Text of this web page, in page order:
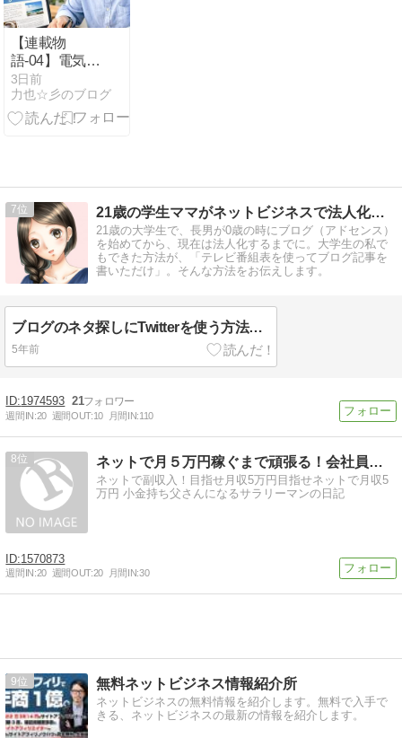
【連載物
語-04】電気機
器、LED、設
備メンテナン
ス…それでも
3日前
力也☆彡のブログ
7 21歳の学生ママがネットビジネスで法人化までした話。
21歳の大学生で、長男が0歳の時にブログ（アドセンス）
を始めてから、現在は法人化するまでに。大学生の私で
もできた方法が、「テレビ番組表を使ってブログ記事を
書いただけ」。そんな方法をお伝えします。
ブログのネタ探しにTwitterを使う方法！実際にアクセスを集めた記事URLも
5年前
1974593 21
週間IN:20 週間OUT:10 月間IN:110
8 ネットで月５万円稼ぐまで頑張る！会社員の副業実践記
ネットで副収入！目指せ月収5万円目指せネットで月収5
万円 小金持ち父さんになるサラリーマンの日記
1570873
週間IN:20 週間OUT:20 月間IN:30
9 無料ネットビジネス情報紹介所
ネットビジネスの無料情報を紹介します。無料で入手で
きる、ネットビジネスの最新の情報を紹介します。